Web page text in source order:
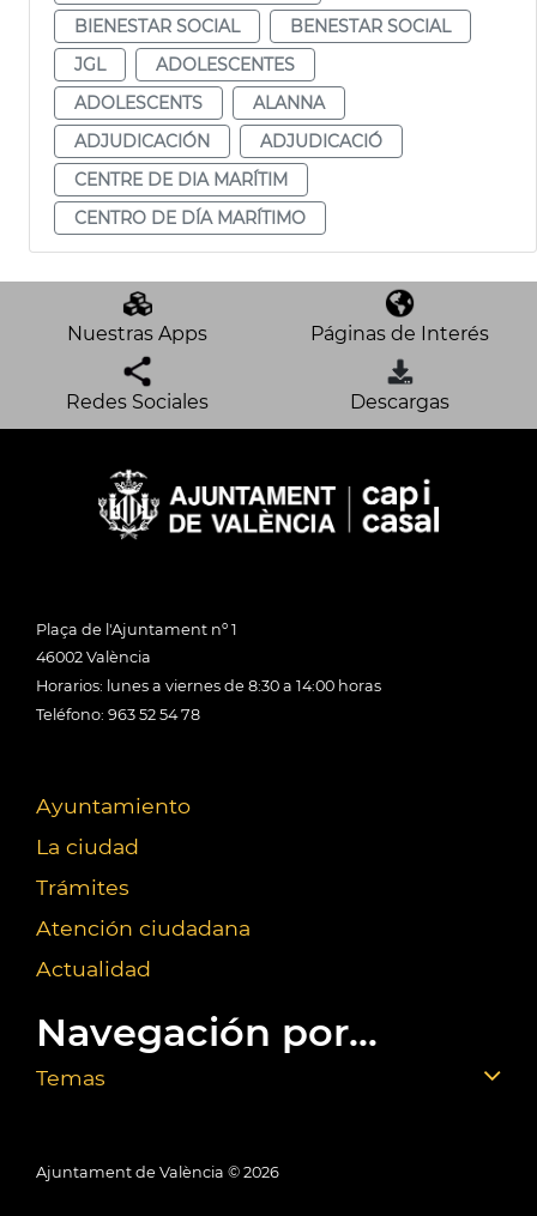
BIENESTAR SOCIAL
BENESTAR SOCIAL
JGL
ADOLESCENTES
ADOLESCENTS
ALANNA
ADJUDICACIÓN
ADJUDICACIÓ
CENTRE DE DIA MARÍTIM
CENTRO DE DÍA MARÍTIMO
Nuestras Apps Páginas de Interés
Redes Sociales Descargas
Plaça de l'Ajuntament nº 1
46002 València
Horarios: lunes a viernes de 8:30 a 14:00 horas
Teléfono: 963 52 54 78
Ayuntamiento
La ciudad
Trámites
Atención ciudadana
Actualidad
Navegación por...
Temas
Ajuntament de València © 2026